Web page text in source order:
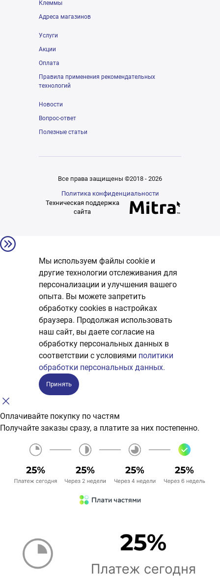
Клеммы
Адреса магазинов
Услуги
Акции
Оплата
Правила применения рекомендательных
технологий
Новости
Вопрос-ответ
Полезные статьи
Все права защищены ©2018 - 2026
Политика конфиденциальности
Техническая поддержка
сайта
Мы используем файлы cookie и
другие технологии отслеживания для
персонализации и улучшения вашего
опыта. Вы можете запретить
обработку сookies в настройках
браузера. Продолжая использовать
наш сайт, вы даете согласие на
обработку персональных данных в
соответствии с условиями политики
обработки персональных данных.
Принять
Оплачивайте покупку по частям
Получайте заказы сразу, а платите за них постепенно.